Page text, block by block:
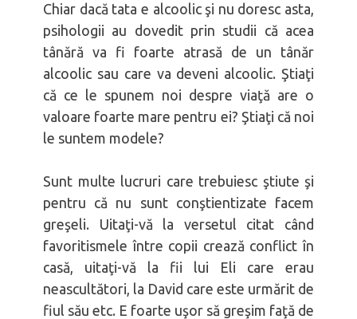
Chiar dacă tata e alcoolic şi nu doresc asta,
psihologii au dovedit prin studii că acea
tânără va fi foarte atrasă de un tânăr
alcoolic sau care va deveni alcoolic. Ştiaţi
că ce le spunem noi despre viaţă are o
valoare foarte mare pentru ei? Ştiaţi că noi
le suntem modele?
Sunt multe lucruri care trebuiesc ştiute şi
pentru că nu sunt conştientizate facem
greşeli. Uitaţi-vă la versetul citat când
favoritismele între copii crează conflict în
casă, uitaţi-vă la fii lui Eli care erau
neascultători, la David care este urmărit de
fiul său etc. E foarte uşor să greşim faţă de